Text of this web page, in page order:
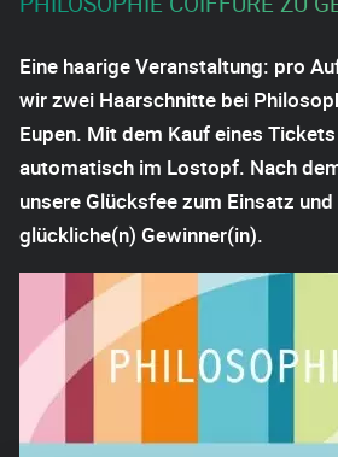
Eine haarige Veranstaltung: pro
wir zwei Haarschnitte bei
Eupen. Mit dem Kauf eines
automatisch im Lostopf. Nach
unsere Glücksfee zum Einsatz
glückliche(n) Gewinner(in).